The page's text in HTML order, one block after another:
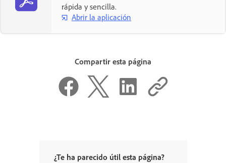
rápida y sencilla.
Abrir la aplicación
Compartir esta página
¿Te ha parecido útil esta página?